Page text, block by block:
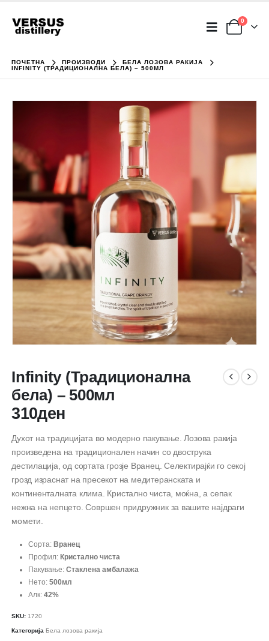
0
ПОЧЕТНА ПРОИЗВОДИ
БЕЛА ЛОЗОВА РАКИЈА
INFINITY (ТРАДИЦИОНАЛНА БЕЛА) – 500МЛ
Infinity (Традиционална
бела) – 500мл
310ден
Духот на традицијата во модерно пакување. Лозова ракија
произведена на традиционален начин со двострука
дестилација, од сортата грозје Вранец. Селектирајќи го секој
грозд израснат на пресекот на медитеранската и
континенталната клима. Кристално чиста, моќна, а сепак
нежна на непцето. Совршен придружник за вашите најдраги
момети.
Сорта: Вранец
Профил: Кристално чиста
Пакување: Стаклена амбалажа
Нето: 500мл
Алк: 42%
SKU: 1720
КатегоријаБела лозова ракија